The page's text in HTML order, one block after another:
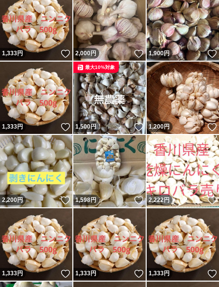
1,333円 いいね！
2,000円 いいね！
1,900円
1,333円 いいね！
1,500円 いいね！
最大10%対象
1,200円
2,200円 いいね！
1,598円 いいね！
2,222円
1,333円 いいね！
1,333円 いいね！
1,333円